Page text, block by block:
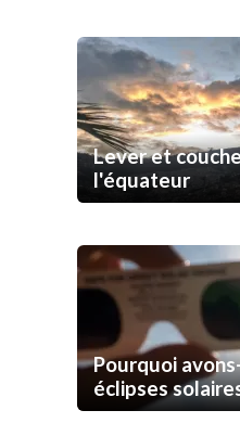
Lever et
l'équateur
Pourquoi
éclipses